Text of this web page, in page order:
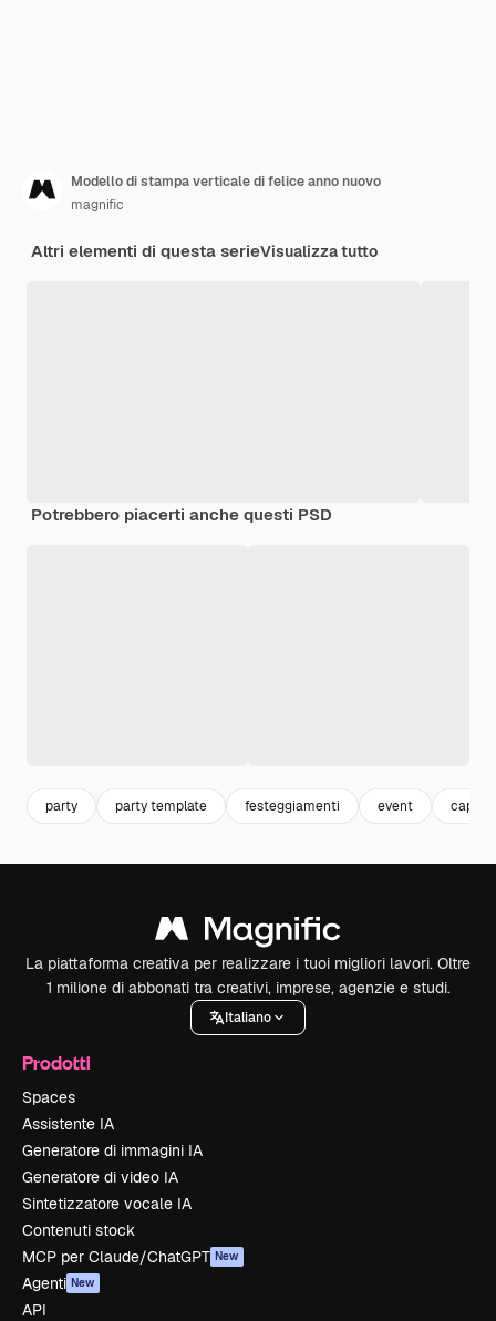
Modello di stampa verticale di felice anno nuovo
magnific
Altri elementi di questa serieVisualizza tutto
Potrebbero piacerti anche questi PSD
party party template festeggiamenti event
La piattaforma creativa per realizzare i tuoi migliori lavori. Oltre
1 milione di abbonati tra creativi, imprese, agenzie e studi.
Italiano
Prodotti
Spaces
Assistente IA
Generatore di immagini IA
Generatore di video IA
Sintetizzatore vocale IA
Contenuti stock
MCP per Claude/ChatGPT New
Agenti New
API